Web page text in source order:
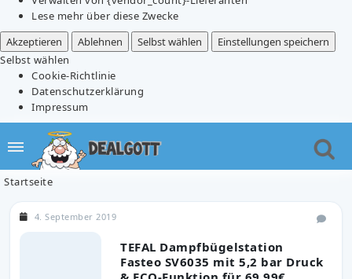
Lese mehr über diese Zwecke
Akzeptieren
Ablehnen Selbst wählen
Einstellungen speichern
Selbst wählen
Cookie-Richtlinie
Datenschutzerklärung
Impressum
Startseite
TEFAL Dampfbügelstation
Fasteo SV6035 mit 5,2 bar Druck
4. September 2019